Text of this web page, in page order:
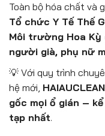
Toàn bộ hóa chất và
Tổ chức Y Tế Thế
Môi trường Hoa Kỳ
người già, phụ nữ
💡 Với quy trình
hệ mới,
gốc mọi ổ gián –
tạp nhất.